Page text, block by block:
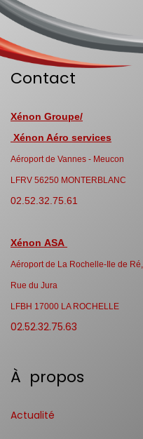
Contact
Xénon Groupe/
Xénon Aéro services
Aéroport de Vannes - Meucon
LFRV 56250 MONTERBLANC
02.52.32.75.61
Xénon ASA
Aéroport de La Rochelle-Ile de Ré,
Rue du Jura
LFBH 17000 LA ROCHELLE
02.52.32.75.63
À propos
Actualité